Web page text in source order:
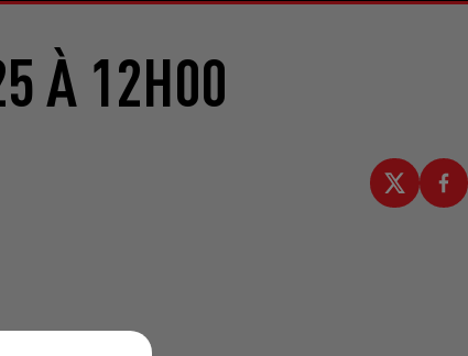
À 12H00